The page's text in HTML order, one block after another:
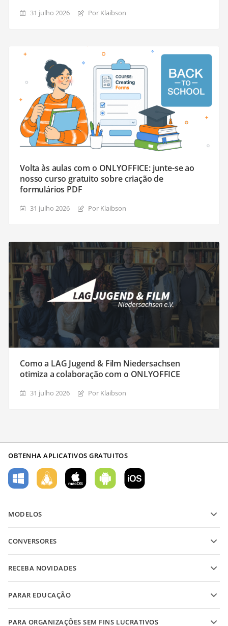
31 julho 2026 Por Klaibson
Volta às aulas com o ONLYOFFICE: junte-se ao
nosso curso gratuito sobre criação de
formulários PDF
31 julho 2026 Por Klaibson
Como a LAG Jugend & Film Niedersachsen
otimiza a colaboração com o ONLYOFFICE
31 julho 2026 Por Klaibson
OBTENHA APLICATIVOS GRATUITOS
MODELOS
Modelos de documentos de texto
CONVERSORES
Converter planilhas
RECEBA NOVIDADES
PARAR EDUCAÇÃO
PARA ORGANIZAÇÕES SEM FINS LUCRATIVOS